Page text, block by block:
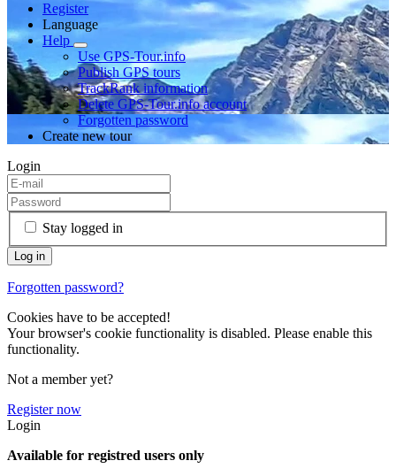
Register
Language
Help
Use GPS-Tour.info
Publish GPS tours
TrackRank information
Delete GPS-Tour.info account
Forgotten password
Create new tour
Login
Stay logged in
Forgotten password?
Cookies have to be accepted!
Your browser's cookie functionality is disabled. Please enable this
functionality.
Not a member yet?
Register now
Login
Available for registred users only